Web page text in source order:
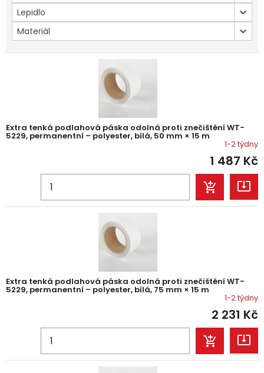
Lepidlo
Materiál
Extra tenká podlahová páska odolná proti znečištění WT-
5229, permanentní – polyester, bílá, 50 mm × 15 m
1-2 týdny
1 487 Kč
Extra tenká podlahová páska odolná proti znečištění WT-
5229, permanentní – polyester, bílá, 75 mm × 15 m
1-2 týdny
2 231 Kč